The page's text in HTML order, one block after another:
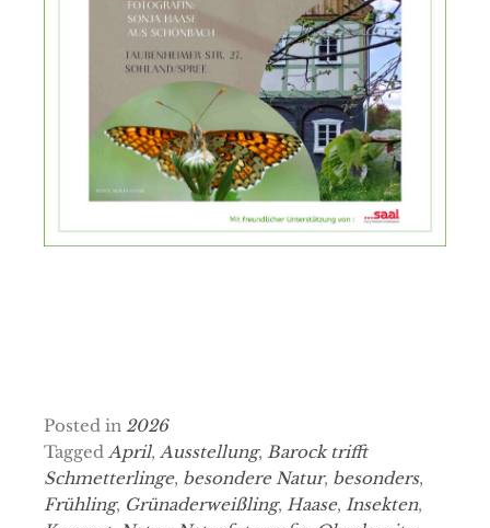
Posted in 2026
Tagged April, Ausstellung, Barock trifft
Schmetterlinge, besondere Natur, besonders,
Frühling, Grünaderweißling, Haase, Insekten,